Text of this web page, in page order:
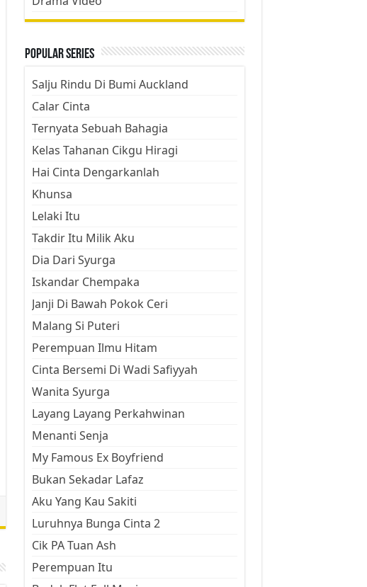
Popular Series
Salju Rindu Di Bumi Auckland
Calar Cinta
Ternyata Sebuah Bahagia
Kelas Tahanan Cikgu Hiragi
Hai Cinta Dengarkanlah
Khunsa
Lelaki Itu
Takdir Itu Milik Aku
Dia Dari Syurga
Iskandar Chempaka
Janji Di Bawah Pokok Ceri
Malang Si Puteri
Perempuan Ilmu Hitam
Cinta Bersemi Di Wadi Safiyyah
Wanita Syurga
Layang Layang Perkahwinan
Menanti Senja
My Famous Ex Boyfriend
Bukan Sekadar Lafaz
Aku Yang Kau Sakiti
Luruhnya Bunga Cinta 2
Cik PA Tuan Ash
Perempuan Itu